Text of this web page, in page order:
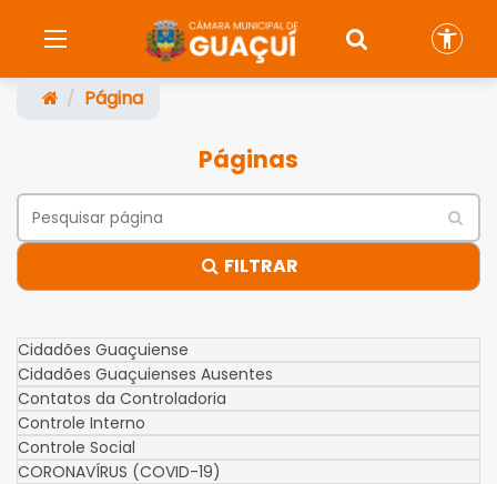
Página
Páginas
FILTRAR
Cidadões Guaçuiense
Cidadões Guaçuienses Ausentes
Contatos da Controladoria
Controle Interno
Controle Social
CORONAVÍRUS (COVID-19)